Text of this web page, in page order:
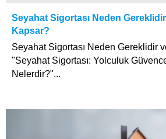
Seyahat Sigortası Neden
Kapsar?
Seyahat Sigortası Neden Gereklidir
"Seyahat Sigortası: Yolculuk
Nelerdir?"...